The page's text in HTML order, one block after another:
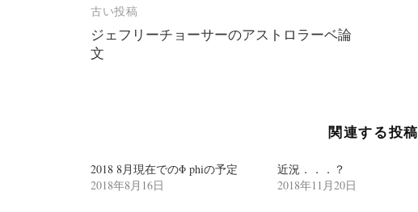
投
稿
ナ
シ
古い投稿
ジェフリーチョーサーのアストロラーベ論
文
関連する投稿
2018 8月現在でのΦ phiの予定
2018年8月16日
近況．．．？
2018年11月20日